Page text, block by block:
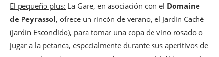
El pequeño plus: La Gare, en asociación con el Domaine
de Peyrassol, ofrece un rincón de verano, el Jardin Caché
(Jardín Escondido), para tomar una copa de vino rosado o
jugar a la petanca, especialmente durante sus aperitivos de